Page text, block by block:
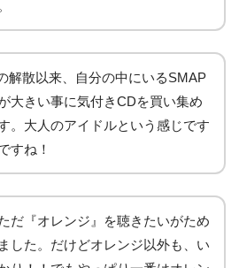
解散以来、自分の中にいるSMAP
大きい事に気付きCDを買い集め
。大人のアイドルという感じです
すね！
だ『オレンジ』を聴きたいがため
した。だけどオレンジ以外も、い